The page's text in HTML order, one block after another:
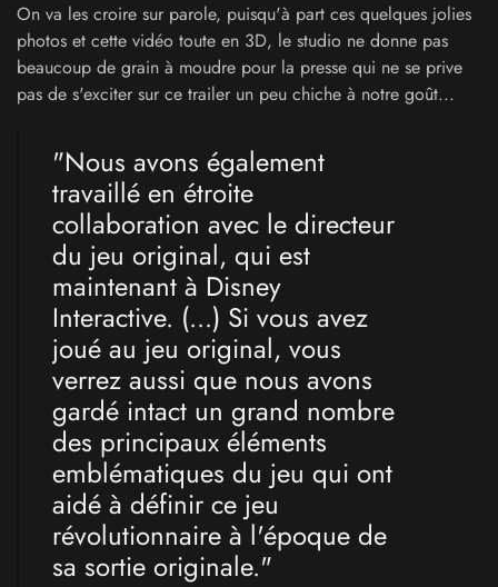
On va les croire sur parole, puisqu'à part ces quelques jolies
photos et cette vidéo toute en 3D, le studio ne donne pas
beaucoup de grain à moudre pour la presse qui ne se prive
pas de s'exciter sur ce trailer un peu chiche à notre goût...
"Nous avons également
travaillé en étroite
collaboration avec le directeur
du jeu original, qui est
maintenant à Disney
Interactive. (...) Si vous avez
joué au jeu original, vous
verrez aussi que nous avons
gardé intact un grand nombre
des principaux éléments
emblématiques du jeu qui ont
aidé à définir ce jeu
révolutionnaire à l'époque de
sa sortie originale."